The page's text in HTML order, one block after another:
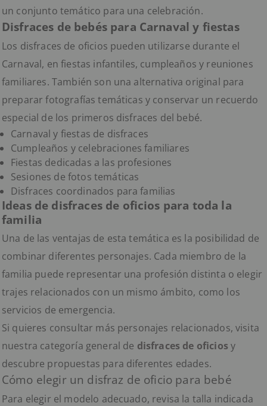
un conjunto temático para una celebración.
Disfraces de bebés para Carnaval y fiestas
Los disfraces de oficios pueden utilizarse durante el
Carnaval, en fiestas infantiles, cumpleaños y reuniones
familiares. También son una alternativa original para
preparar fotografías temáticas y conservar un recuerdo
especial de los primeros disfraces del bebé.
Carnaval y fiestas de disfraces
Cumpleaños y celebraciones familiares
Fiestas dedicadas a las profesiones
Sesiones de fotos temáticas
Disfraces coordinados para familias
Ideas de disfraces de oficios para toda la
familia
Una de las ventajas de esta temática es la posibilidad de
combinar diferentes personajes. Cada miembro de la
familia puede representar una profesión distinta o elegir
trajes relacionados con un mismo ámbito, como los
servicios de emergencia.
Si quieres consultar más personajes relacionados, visita
nuestra categoría general de disfraces de oficios y
descubre propuestas para diferentes edades.
Cómo elegir un disfraz de oficio para bebé
Para elegir el modelo adecuado, revisa la talla indicada